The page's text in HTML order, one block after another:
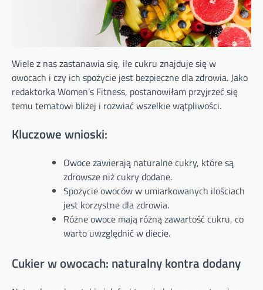
Wiele z nas zastanawia się, ile cukru znajduje się w
owocach i czy ich spożycie jest bezpieczne dla zdrowia. Jako
redaktorka Women’s Fitness, postanowiłam przyjrzeć się
temu tematowi bliżej i rozwiać wszelkie wątpliwości.
Kluczowe wnioski:
Owoce zawierają naturalne cukry, które są
zdrowsze niż cukry dodane.
Spożycie owoców w umiarkowanych ilościach
jest korzystne dla zdrowia.
Różne owoce mają różną zawartość cukru, co
warto uwzględnić w diecie.
Cukier w owocach: naturalny kontra dodany